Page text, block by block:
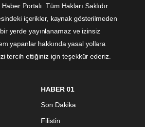
Portalı. Tüm Hakları Saklıdır.
içerikler, kaynak gösterilmeden
yerde yayınlanamaz ve izinsiz
yapanlar hakkında yasal yollara
tercih ettiğiniz için teşekkür ederiz.
HABER 01
Son Dakika
Filistin